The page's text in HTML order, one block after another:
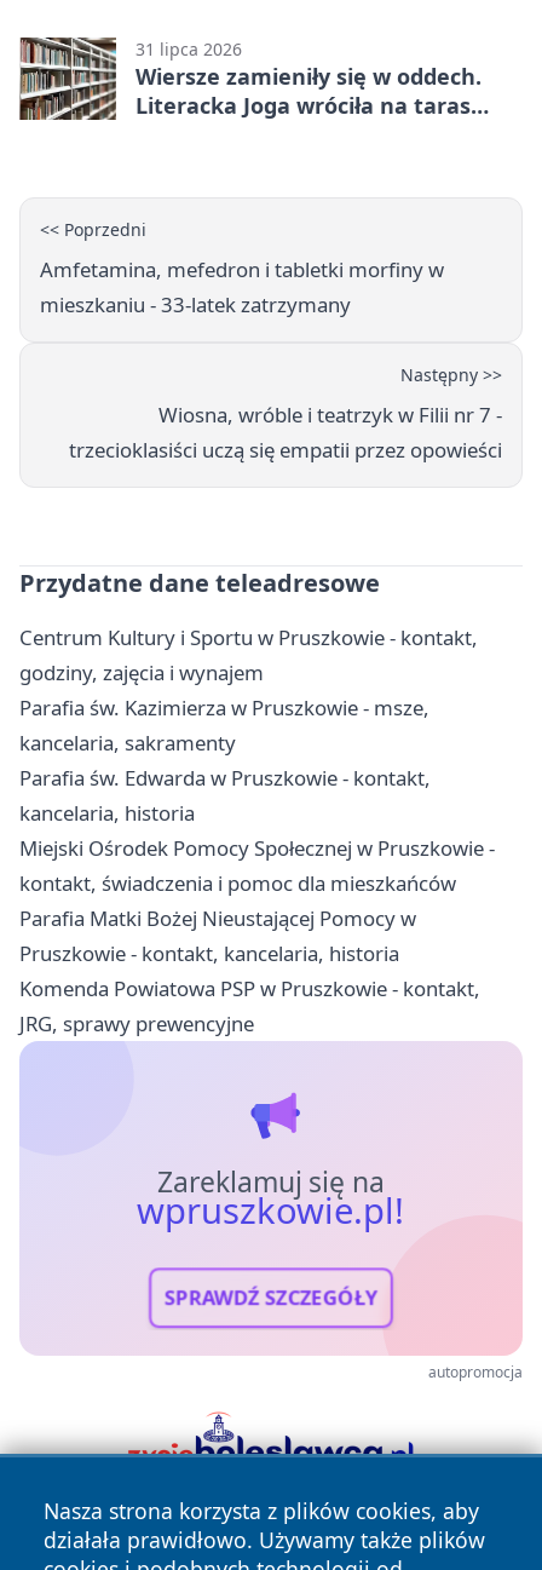
31 lipca 2026
Wiersze zamieniły się w oddech.
Literacka Joga wróciła na taras
<< Poprzedni
Amfetamina, mefedron i tabletki morfiny w
mieszkaniu - 33-latek zatrzymany
Następny >>
Wiosna, wróble i teatrzyk w Filii nr 7 -
trzecioklasiści uczą się empatii przez opowieści
Przydatne dane teleadresowe
Centrum Kultury i Sportu w Pruszkowie - kontakt,
godziny, zajęcia i wynajem
Parafia św. Kazimierza w Pruszkowie - msze,
kancelaria, sakramenty
Parafia św. Edwarda w Pruszkowie - kontakt,
kancelaria, historia
Miejski Ośrodek Pomocy Społecznej w Pruszkowie -
kontakt, świadczenia i pomoc dla mieszkańców
Parafia Matki Bożej Nieustającej Pomocy w
Pruszkowie - kontakt, kancelaria, historia
Komenda Powiatowa PSP w Pruszkowie - kontakt,
JRG, sprawy prewencyjne
Zareklamuj się na
wpruszkowie.pl!
SPRAWDŹ SZCZEGÓŁY
autopromocja
Nasza strona korzysta z plików cookies, aby
działała prawidłowo. Używamy także plików